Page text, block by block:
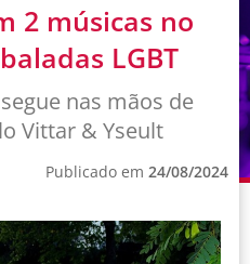
2 músicas no
LGBT
nas mãos de
Vittar & Yseult
Publicado em 24/08/2024